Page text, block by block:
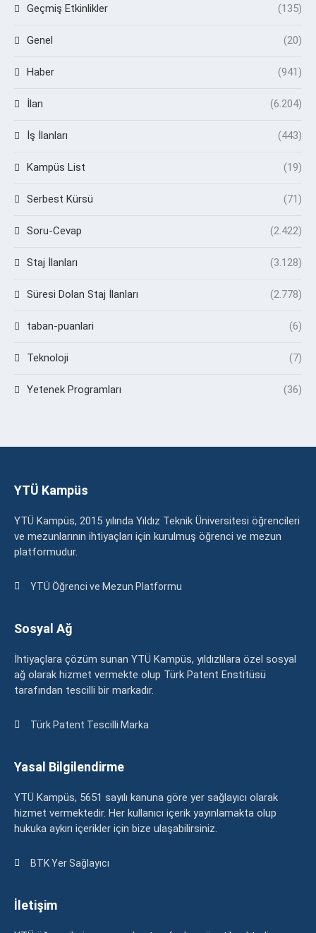
Geçmiş Etkinlikler (135)
Genel (20)
Haber (941)
İlan (6.204)
İş İlanları (443)
Kampüs List (19)
Serbest Kürsü (71)
Soru-Cevap (2.422)
Staj İlanları (3.128)
Süresi Dolan Staj İlanları (2.778)
taban-puanlari (6)
Teknoloji (7)
Yetenek Programları (36)
YTÜ Kampüs
YTÜ Kampüs, 2015 yılında Yıldız Teknik Üniversitesi öğrencileri
ve mezunlarının ihtiyaçları için kurulmuş öğrenci ve mezun
platformudur.
YTÜ Öğrenci ve Mezun Platformu
Sosyal Ağ
İhtiyaçlara çözüm sunan YTÜ Kampüs, yıldızlılara özel sosyal
ağ olarak hizmet vermekte olup Türk Patent Enstitüsü
tarafından tescilli bir markadır.
Türk Patent Tescilli Marka
Yasal Bilgilendirme
YTÜ Kampüs, 5651 sayılı kanuna göre yer sağlayıcı olarak
hizmet vermektedir. Her kullanıcı içerik yayınlamakta olup
hukuka aykırı içerikler için bize ulaşabilirsiniz.
BTK Yer Sağlayıcı
İletişim